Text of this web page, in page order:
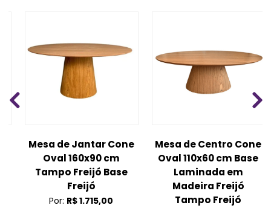
Mesa de Jantar Cone
Oval 160x90 cm
Tampo Freijó Base
Freijó
Por: R$ 1.715,00
Mesa de Centro Cone
Oval 110x60 cm Base
Laminada em
Madeira Freijó
Tampo Freijó